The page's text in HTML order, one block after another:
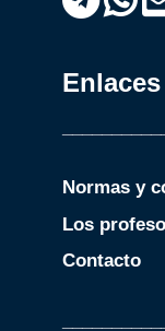
Normas y
Los
Contacto